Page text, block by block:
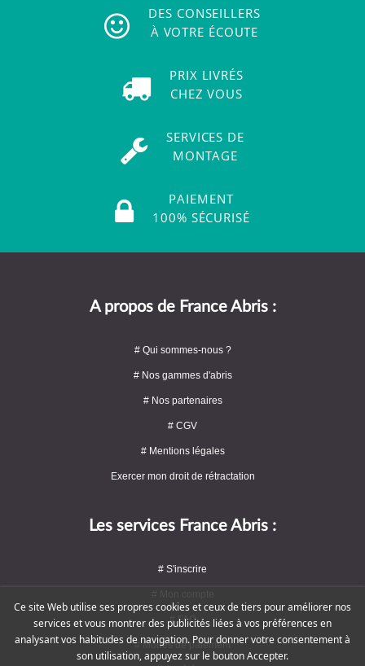
DES CONSEILLERS
À VOTRE ÉCOUTE
PRIX LIVRÉS
CHEZ VOUS
SERVICES DE
MONTAGE
PAIEMENT
100% SÉCURISÉ
A propos de France Abris :
# Qui sommes-nous ?
# Nos gammes d'abris
# Nos partenaires
# CGV
# Mentions légales
Exercer mon droit de rétractation
Les services France Abris :
# S'inscrire
# FAQ
# Modes de paiement
Ce site Web utilise ses propres cookies et ceux de tiers pour améliorer nos
services et vous montrer des publicités liées à vos préférences en
analysant vos habitudes de navigation. Pour donner votre consentement à
son utilisation, appuyez sur le bouton Accepter.